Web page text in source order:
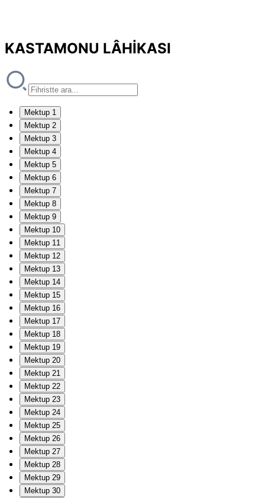
KASTAMONU LÂHİKASI
Mektup 1
Mektup 2
Mektup 3
Mektup 4
Mektup 5
Mektup 6
Mektup 7
Mektup 8
Mektup 9
Mektup 10
Mektup 11
Mektup 12
Mektup 13
Mektup 14
Mektup 15
Mektup 16
Mektup 17
Mektup 18
Mektup 19
Mektup 20
Mektup 21
Mektup 22
Mektup 23
Mektup 24
Mektup 25
Mektup 26
Mektup 27
Mektup 28
Mektup 29
Mektup 30